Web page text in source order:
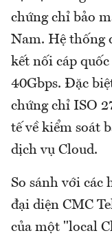
chứng chỉ bảo
Nam. Hệ thống
kết nối cáp
40Gbps. Đặc
chứng chỉ ISO
tế về kiểm soát
dịch vụ Cloud.
So sánh với các
đại diện CMC
của một "local